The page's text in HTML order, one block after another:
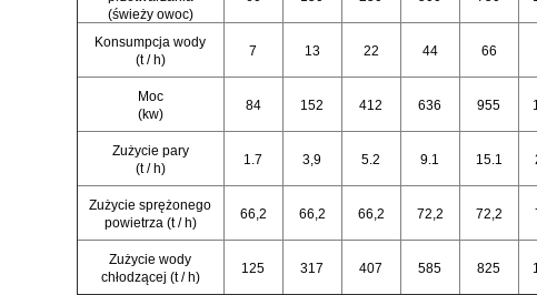
(świeży owoc)
Konsumpcja wody
(t / h)
7 13 22 44 66
Moc
(kw)
84 152 412 636 955
Zużycie pary
(t / h)
1.7 3,9 5.2 9.1 15.1
Zużycie sprężonego
powietrza (t / h)
66,2 66,2 66,2 72,2 72,2
Zużycie wody
chłodzącej (t / h)
125 317 407 585 825